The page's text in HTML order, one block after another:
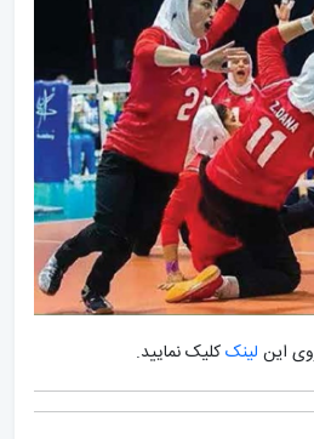
لینککلیک نمایید.